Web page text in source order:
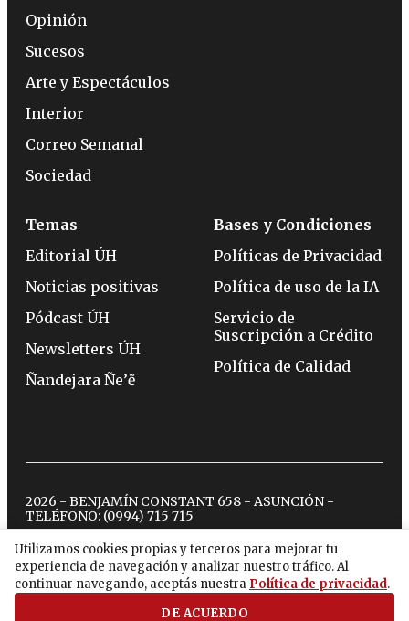
Utilizamos cookies propias y terceros para mejorar tu
experiencia de navegación y analizar nuestro tráfico. Al
continuar navegando, aceptás nuestra Política de privacidad.
DE ACUERDO
Opinión
Sucesos
Arte y Espectáculos
Interior
Correo Semanal
Sociedad
Temas
Editorial ÚH
Noticias positivas
Pódcast ÚH
Newsletters ÚH
Ñandejara Ñe’ẽ
Bases y Condiciones
Políticas de Privacidad
Política de uso de la IA
Servicio de
Suscripción a Crédito
Política de Calidad
2026 - BENJAMÍN CONSTANT 658 - ASUNCIÓN -
TELÉFONO: (0994) 715 715
twitterinstagram
facebook
tiktokyoutubespotify